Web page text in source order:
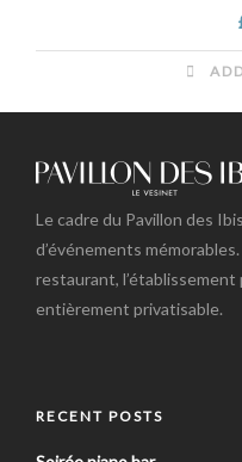
Le cadre du Pavillon des
d’événements
restaurant,
entièrement privatisable.
RECENT POSTS